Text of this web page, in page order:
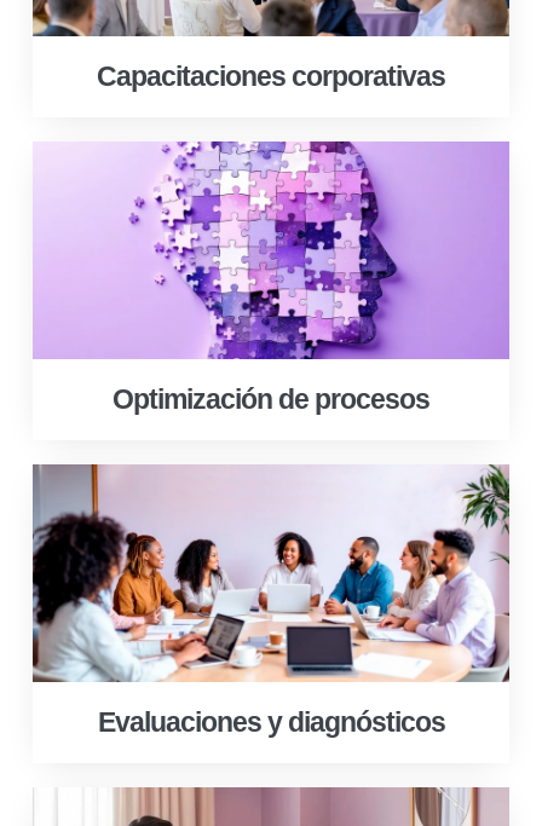
Capacitaciones corporativas
Optimización de procesos
Evaluaciones y diagnósticos